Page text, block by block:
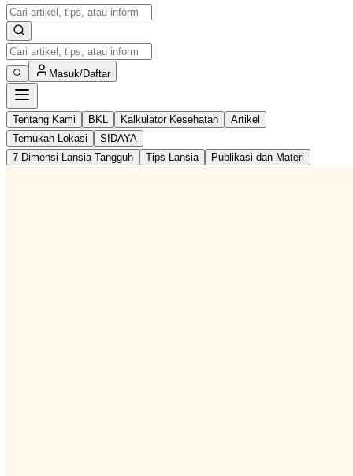
Masuk/Daftar
Tentang Kami BKL Kalkulator Kesehatan
Artikel
Temukan Lokasi
SIDAYA
7 Dimensi Lansia Tangguh
Tips Lansia Publikasi dan Materi